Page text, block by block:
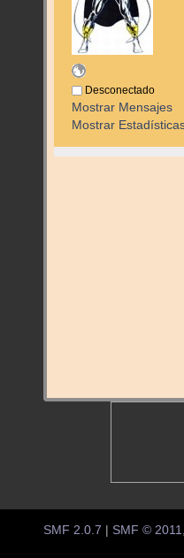
Desconectado
Mostrar Mensajes
Mostrar
SMF 2.0.7 SMF © 2011,